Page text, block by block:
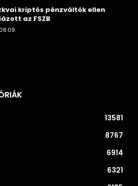
kriptós pénzváltók ellen
az FSZB
13581
8767
6914
6321